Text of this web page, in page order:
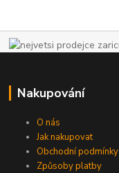
Nakupování
O nás
Jak nakupovat
Obchodní podmínky
Způsoby platby